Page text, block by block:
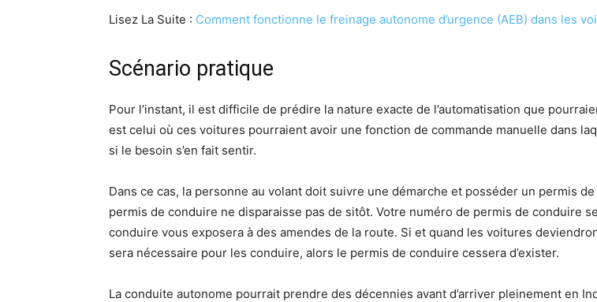
Lisez La Suite : Comment fonctionne le freinage autonome d’urgence (AEB) dans les
Scénario pratique
Pour l’instant, il est difficile de prédire la nature exacte de l’automatisation que
est celui où ces voitures pourraient avoir une fonction de commande manuelle dans
si le besoin s’en fait sentir.
Dans ce cas, la personne au volant doit suivre une démarche et posséder un permis
permis de conduire ne disparaisse pas de sitôt. Votre numéro de permis de conduire
conduire vous exposera à des amendes de la route. Si et quand les voitures
sera nécessaire pour les conduire, alors le permis de conduire cessera d’exister.
La conduite autonome pourrait prendre des décennies avant d’arriver pleinement en